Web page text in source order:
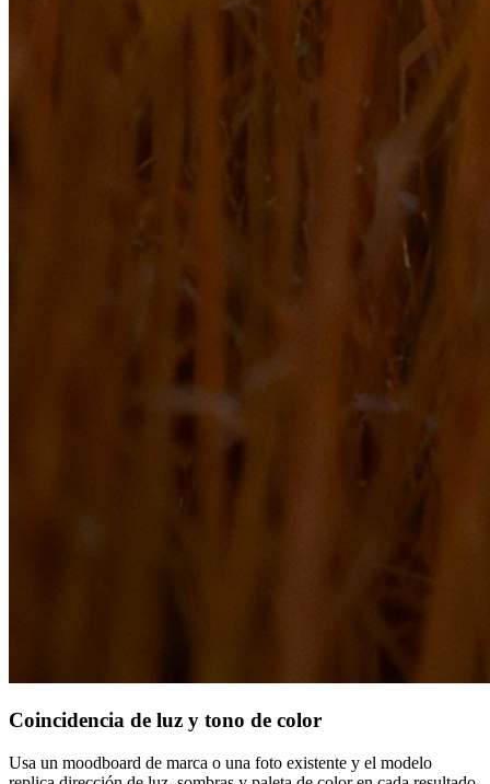
Coincidencia de luz y tono de color
Usa un moodboard de marca o una foto existente y el modelo